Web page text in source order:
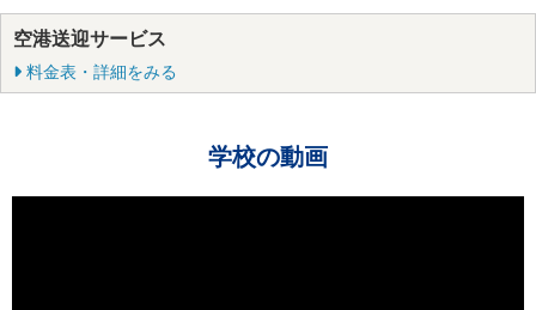
空港送迎サービス
料金表・詳細をみる
学校の動画